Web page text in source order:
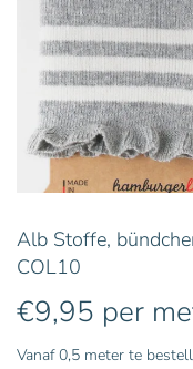
Alb Stoffe,
COL10
€9,95 per
Vanaf 0,5 meter te